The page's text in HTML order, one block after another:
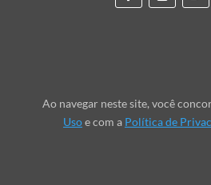
Ao navegar neste site, você
Usoe com a Política de